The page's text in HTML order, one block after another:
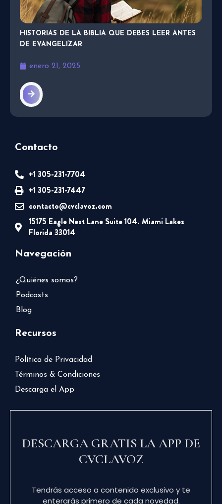
HISTORIAS DE LA BIBLIA QUE DEBES LEER ANTES
DE EVANGELIZAR
enero 21, 2025
Contacto
+1 305-231-7704
+1 305-231-7447
contacto@cvclavoz.com
15175 Eagle Nest Lane Suite 104. Miami Lakes
Florida 33014
Navegación
¿Quiénes somos?
Podcasts
Blog
Recursos
Política de Privacidad
Términos & Condiciones
Descarga el App
DESCARGA GRATIS LA APP DE
CVCLAVOZ
Tendrás acceso a contenido exclusivo y te
enterarás primero de cada novedad.